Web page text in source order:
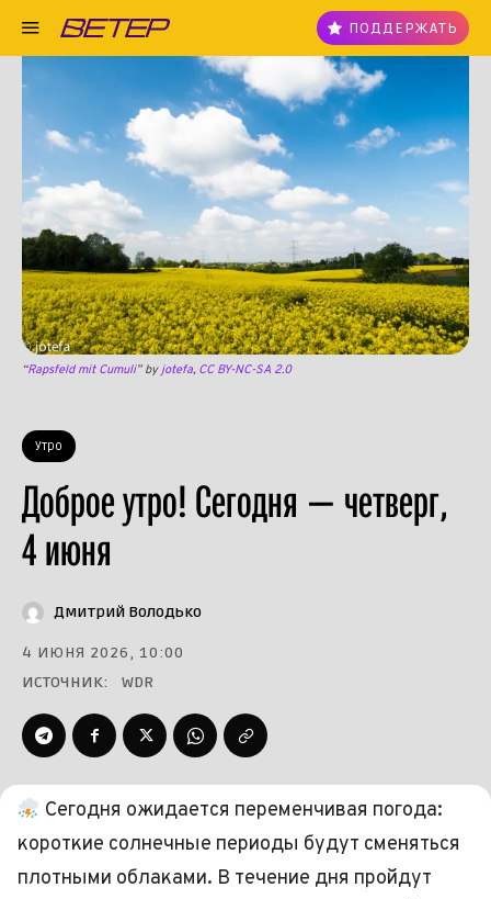
ПОДДЕРЖАТЬ
Утро
Доброе утро! Сегодня — четверг,
4 июня
“Rapsfeld mit Cumuli” byjotefa, CC BY-NC-SA 2.0
Дмитрий Володько
4 ИЮНЯ 2026, 10:00
ИСТОЧНИК:
WDR
Сегодня ожидается переменчивая погода:
короткие солнечные периоды будут сменяться
плотными облаками. В течение дня пройдут